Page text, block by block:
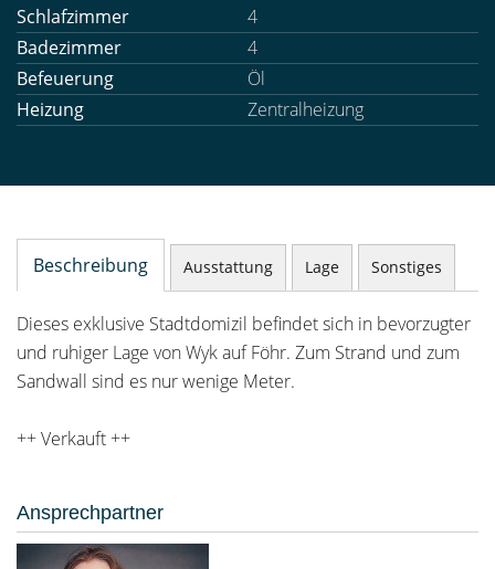
Schlafzimmer
4
Badezimmer
4
Befeuerung
Öl
Heizung
Zentralheizung
Beschreibung Ausstattung Lage Sonstiges
Dieses exklusive Stadtdomizil befindet sich in bevorzugter
und ruhiger Lage von Wyk auf Föhr. Zum Strand und zum
Sandwall sind es nur wenige Meter.
++ Verkauft ++
Ansprechpartner